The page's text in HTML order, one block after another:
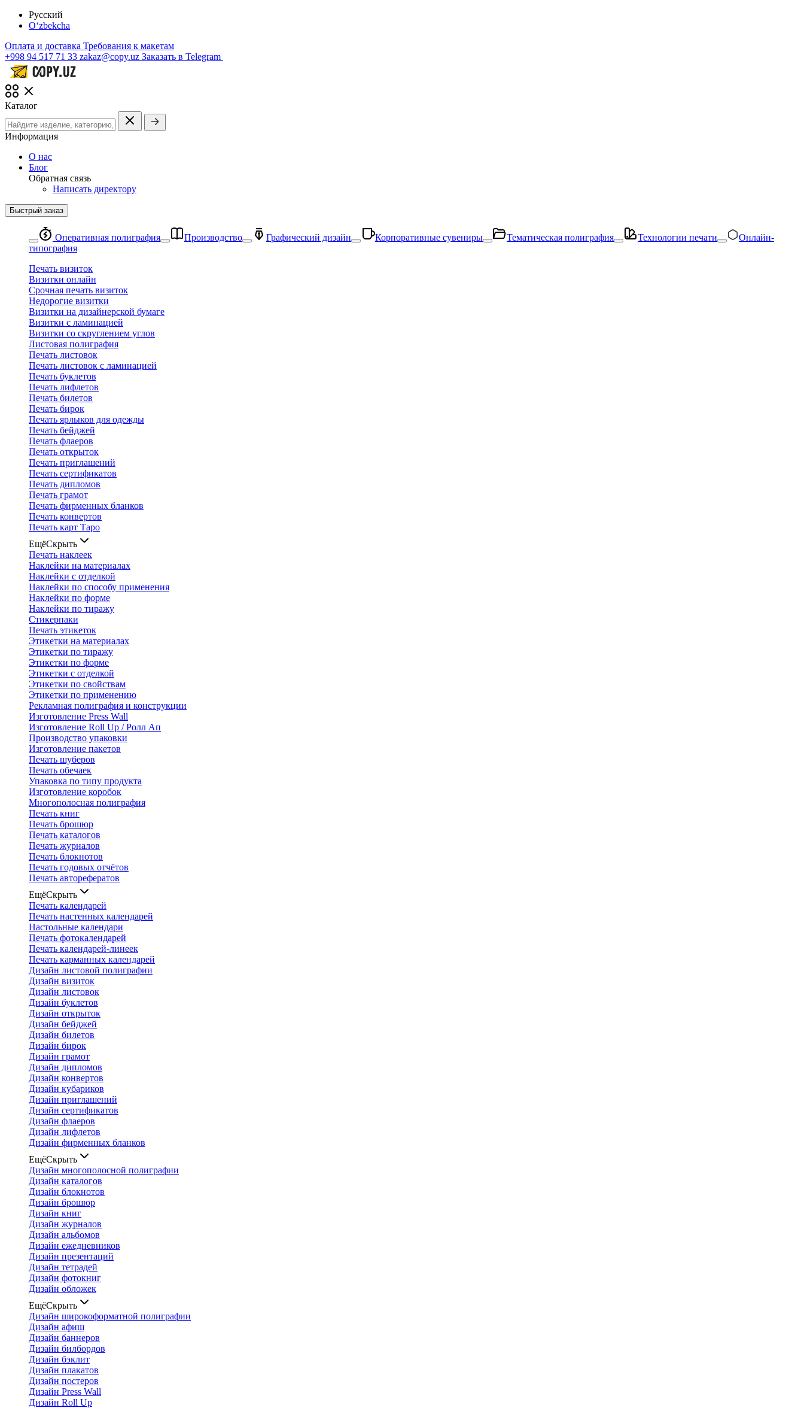
Русский
O‘zbekcha
Оплата и доставка Требования к макетам
+998 94 517 71 33 zakaz@copy.uz Заказать в Telegram
Каталог
Информация
О нас
Блог
Обратная связь
Написать директору
Быстрый заказ
Оперативная полиграфия Производство Графический дизайн Корпоративные сувениры Тематическая полиграфия Технологии печати
Онлайн-
типография
Печать визиток
Визитки онлайн
Срочная печать визиток
Недорогие визитки
Визитки на дизайнерской бумаге
Визитки с ламинацией
Визитки со скруглением углов
Листовая полиграфия
Печать листовок
Печать листовок с ламинацией
Печать буклетов
Печать лифлетов
Печать билетов
Печать бирок
Печать ярлыков для одежды
Печать бейджей
Печать флаеров
Печать открыток
Печать приглашений
Печать сертификатов
Печать дипломов
Печать грамот
Печать фирменных бланков
Печать конвертов
Печать карт Таро
ЕщёСкрыть
Печать наклеек
Наклейки на материалах
Наклейки с отделкой
Наклейки по способу применения
Наклейки по форме
Наклейки по тиражу
Стикерпаки
Печать этикеток
Этикетки на материалах
Этикетки по тиражу
Этикетки по форме
Этикетки с отделкой
Этикетки по свойствам
Этикетки по применению
Рекламная полиграфия и конструкции
Изготовление Press Wall
Изготовление Roll Up / Ролл Ап
Производство упаковки
Изготовление пакетов
Печать шуберов
Печать обечаек
Упаковка по типу продукта
Изготовление коробок
Многополосная полиграфия
Печать книг
Печать брошюр
Печать каталогов
Печать журналов
Печать блокнотов
Печать годовых отчётов
Печать авторефератов
ЕщёСкрыть
Печать календарей
Печать настенных календарей
Настольные календари
Печать фотокалендарей
Печать календарей-линеек
Печать карманных календарей
Дизайн листовой полиграфии
Дизайн визиток
Дизайн листовок
Дизайн буклетов
Дизайн открыток
Дизайн бейджей
Дизайн билетов
Дизайн бирок
Дизайн грамот
Дизайн дипломов
Дизайн конвертов
Дизайн кубариков
Дизайн приглашений
Дизайн сертификатов
Дизайн флаеров
Дизайн лифлетов
Дизайн фирменных бланков
ЕщёСкрыть
Дизайн многополосной полиграфии
Дизайн каталогов
Дизайн блокнотов
Дизайн брошюр
Дизайн книг
Дизайн журналов
Дизайн альбомов
Дизайн ежедневников
Дизайн презентаций
Дизайн тетрадей
Дизайн фотокниг
Дизайн обложек
ЕщёСкрыть
Дизайн широкоформатной полиграфии
Дизайн афиш
Дизайн баннеров
Дизайн билбордов
Дизайн бэклит
Дизайн плакатов
Дизайн постеров
Дизайн Press Wall
Дизайн Roll Up